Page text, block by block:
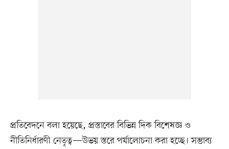
প্রতিবেদনে বলা হয়েছে, প্রস্তাবের বিভিন্ন দিক বিশেষজ্ঞ ও
নীতিনির্ধারণী নেতৃত্ব—উভয় স্তরে পর্যালোচনা করা হচ্ছে। সম্ভাব্য